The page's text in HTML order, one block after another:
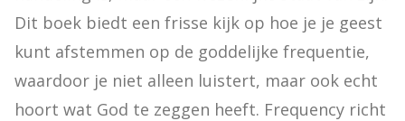
Dit boek biedt een frisse kijk op hoe je je geest
kunt afstemmen op de goddelijke frequentie,
waardoor je niet alleen luistert, maar ook echt
hoort wat God te zeggen heeft. Frequency richt